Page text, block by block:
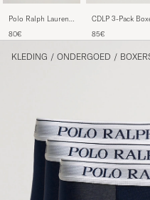
Polo Ralph Lauren
80€
CDLP 3-Pack
85€
KLEDING / ONDERGOED /